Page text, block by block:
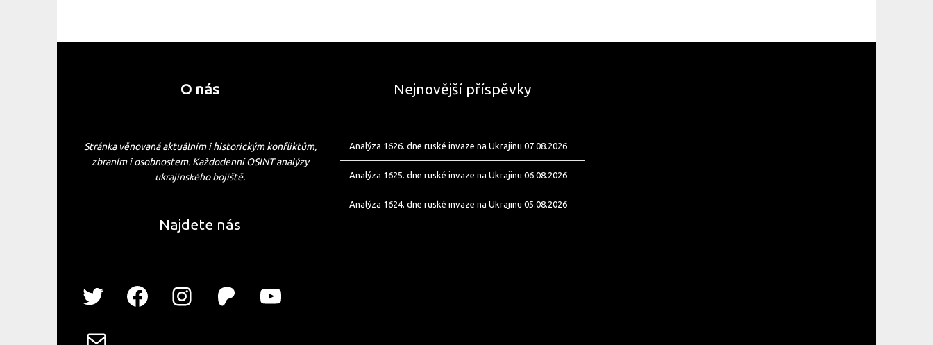
O nás
Stránka věnovaná aktuálním i historickým konfliktům,
zbraním i osobnostem. Každodenní OSINT analýzy
ukrajinského bojiště.
Najdete nás
Nejnovější příspěvky
Analýza 1626. dne ruské invaze na Ukrajinu 07.08.2026
Analýza 1625. dne ruské invaze na Ukrajinu 06.08.2026
Analýza 1624. dne ruské invaze na Ukrajinu 05.08.2026